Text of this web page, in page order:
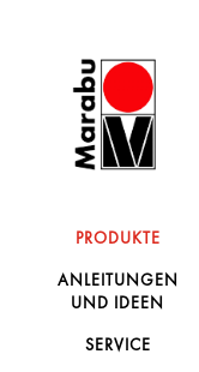
PRODUKTE
ANLEITUNGEN
UND IDEEN
SERVICE